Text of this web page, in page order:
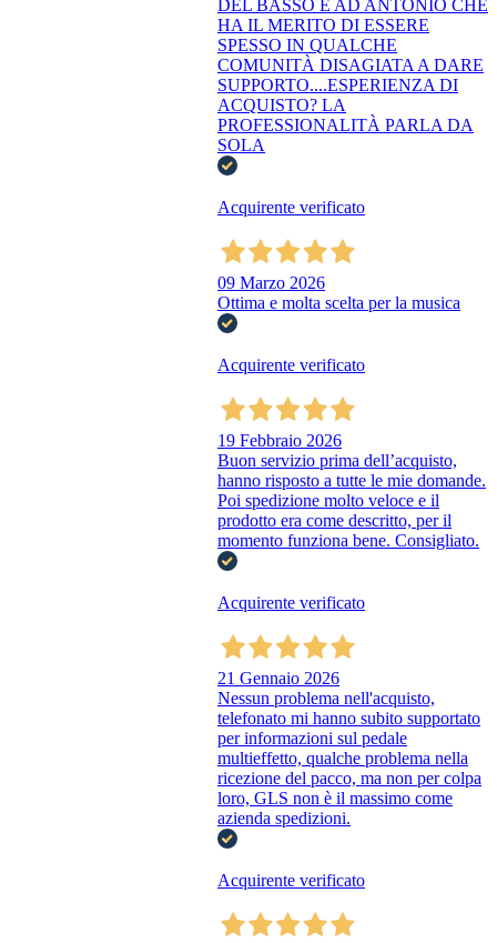
DEL BASSO E AD ANTONIO CHE
HA IL MERITO DI ESSERE
SPESSO IN QUALCHE
COMUNITÀ DISAGIATA A DARE
SUPPORTO....ESPERIENZA DI
ACQUISTO? LA
PROFESSIONALITÀ PARLA DA
SOLA
Acquirente verificato
09 Marzo 2026
Ottima e molta scelta per la musica
Acquirente verificato
19 Febbraio 2026
Buon servizio prima dell’acquisto,
hanno risposto a tutte le mie domande.
Poi spedizione molto veloce e il
prodotto era come descritto, per il
momento funziona bene. Consigliato.
Acquirente verificato
21 Gennaio 2026
Nessun problema nell'acquisto,
telefonato mi hanno subito supportato
per informazioni sul pedale
multieffetto, qualche problema nella
ricezione del pacco, ma non per colpa
loro, GLS non è il massimo come
azienda spedizioni.
Acquirente verificato